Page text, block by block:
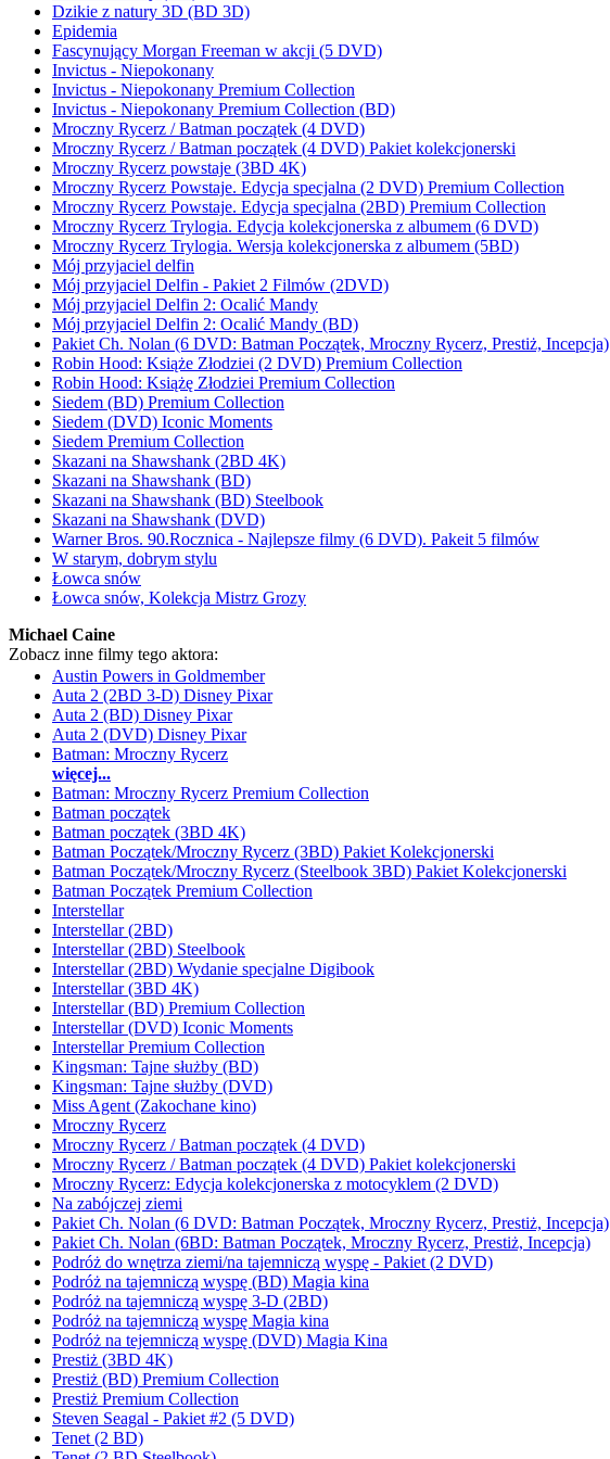
Dzikie z natury 3D (BD 3D)
Epidemia
Fascynujący Morgan Freeman w akcji (5 DVD)
Invictus - Niepokonany
Invictus - Niepokonany Premium Collection
Invictus - Niepokonany Premium Collection (BD)
Mroczny Rycerz / Batman początek (4 DVD)
Mroczny Rycerz / Batman początek (4 DVD) Pakiet kolekcjonerski
Mroczny Rycerz powstaje (3BD 4K)
Mroczny Rycerz Powstaje. Edycja specjalna (2 DVD) Premium Collection
Mroczny Rycerz Powstaje. Edycja specjalna (2BD) Premium Collection
Mroczny Rycerz Trylogia. Edycja kolekcjonerska z albumem (6 DVD)
Mroczny Rycerz Trylogia. Wersja kolekcjonerska z albumem (5BD)
Mój przyjaciel delfin
Mój przyjaciel Delfin - Pakiet 2 Filmów (2DVD)
Mój przyjaciel Delfin 2: Ocalić Mandy
Mój przyjaciel Delfin 2: Ocalić Mandy (BD)
Pakiet Ch. Nolan (6 DVD: Batman Początek, Mroczny Rycerz, Prestiż, Incepcja)
Robin Hood: Książe Złodziei (2 DVD) Premium Collection
Robin Hood: Książę Złodziei Premium Collection
Siedem (BD) Premium Collection
Siedem (DVD) Iconic Moments
Siedem Premium Collection
Skazani na Shawshank (2BD 4K)
Skazani na Shawshank (BD)
Skazani na Shawshank (BD) Steelbook
Skazani na Shawshank (DVD)
Warner Bros. 90.Rocznica - Najlepsze filmy (6 DVD). Pakeit 5 filmów
W starym, dobrym stylu
Łowca snów
Łowca snów, Kolekcja Mistrz Grozy
Michael Caine
Zobacz inne filmy tego aktora:
Austin Powers in Goldmember
Auta 2 (2BD 3-D) Disney Pixar
Auta 2 (BD) Disney Pixar
Auta 2 (DVD) Disney Pixar
Batman: Mroczny Rycerz
więcej...
Batman: Mroczny Rycerz Premium Collection
Batman początek
Batman początek (3BD 4K)
Batman Początek/Mroczny Rycerz (3BD) Pakiet Kolekcjonerski
Batman Początek/Mroczny Rycerz (Steelbook 3BD) Pakiet Kolekcjonerski
Batman Początek Premium Collection
Interstellar
Interstellar (2BD)
Interstellar (2BD) Steelbook
Interstellar (2BD) Wydanie specjalne Digibook
Interstellar (3BD 4K)
Interstellar (BD) Premium Collection
Interstellar (DVD) Iconic Moments
Interstellar Premium Collection
Kingsman: Tajne służby (BD)
Kingsman: Tajne służby (DVD)
Miss Agent (Zakochane kino)
Mroczny Rycerz
Mroczny Rycerz / Batman początek (4 DVD)
Mroczny Rycerz / Batman początek (4 DVD) Pakiet kolekcjonerski
Mroczny Rycerz: Edycja kolekcjonerska z motocyklem (2 DVD)
Na zabójczej ziemi
Pakiet Ch. Nolan (6 DVD: Batman Początek, Mroczny Rycerz, Prestiż, Incepcja)
Pakiet Ch. Nolan (6BD: Batman Początek, Mroczny Rycerz, Prestiż, Incepcja)
Podróż do wnętrza ziemi/na tajemniczą wyspę - Pakiet (2 DVD)
Podróż na tajemniczą wyspę (BD) Magia kina
Podróż na tajemniczą wyspę 3-D (2BD)
Podróż na tajemniczą wyspę Magia kina
Podróż na tejemniczą wyspę (DVD) Magia Kina
Prestiż (3BD 4K)
Prestiż (BD) Premium Collection
Prestiż Premium Collection
Steven Seagal - Pakiet #2 (5 DVD)
Tenet (2 BD)